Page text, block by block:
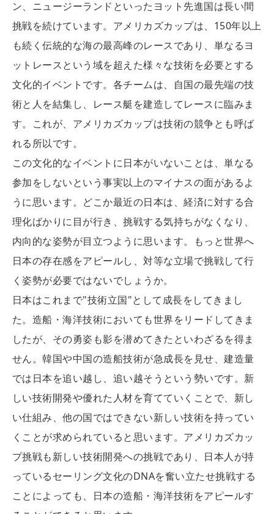
ン、ニュージーランドといったヨット先進国は長い間
挑戦を続けています。アメリカズカップは、150年以上
も続く伝統的な海の最高峰のレースであり、単なるヨ
ットレースという域を超えた様々な技術を必要とする
文化的イベントです。各チームは、自国の最先端の技
術と人を結集し、レース艇を建造してレースに臨みま
す。これが、アメリカズカップは技術の競争とも呼ば
れる所以です。
この文化的なイベントに日本がいないことは、単なる
参加をしないという事実以上のマイナスの面があるよ
うに思います。どこか最近の日本は、経済に対する合
理化ばかりに目が行き、挑戦する気持ちがなくなり、
内向的な姿勢が目立つように思います。もっと世界へ
日本の存在感をアピールし、対等な立場で挑戦して行
く姿勢が必要ではないでしょうか。
日本はこれまで"技術立国"として成長をしてきまし
た。造船・海洋技術においても世界をリードしてきま
したが、その勇姿も影を潜めてきたといわざるを得ま
せん。韓国や中国の造船技術が急成長を見せ、建造量
では日本を追い越し、追い越そうという勢いです。新
しい技術開発や優れた人材を育てていくことで、新し
い仕組み、他の国ではできない新しい技術を持ってい
くことが求められていると思います。アメリカズカッ
プ挑戦も新しい技術開発への挑戦であり、日本人が持
っているセーリング文化のDNAを奮い立たせ挑戦する
ことによっても、日本の造船・海洋技術をアピールす